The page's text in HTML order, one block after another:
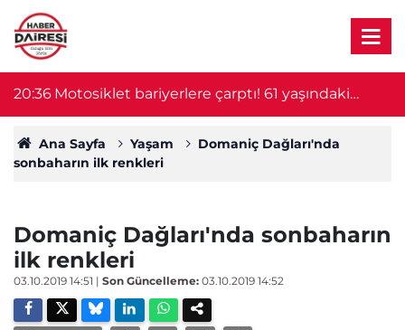
20:36 Motosiklet bariyerlere çarptı! 61 yaşındaki
sürücü hayatını kaybetti
Ana Sayfa Yaşam
Domaniç Dağları'nda
sonbaharın ilk renkleri
Domaniç Dağları'nda sonbaharın
ilk renkleri
03.10.2019 14:51 | Son Güncelleme: 03.10.2019 14:52